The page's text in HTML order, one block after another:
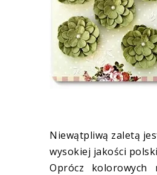
Niewątpliwą zaletą
wysokiej jakości
Oprócz kolorowych